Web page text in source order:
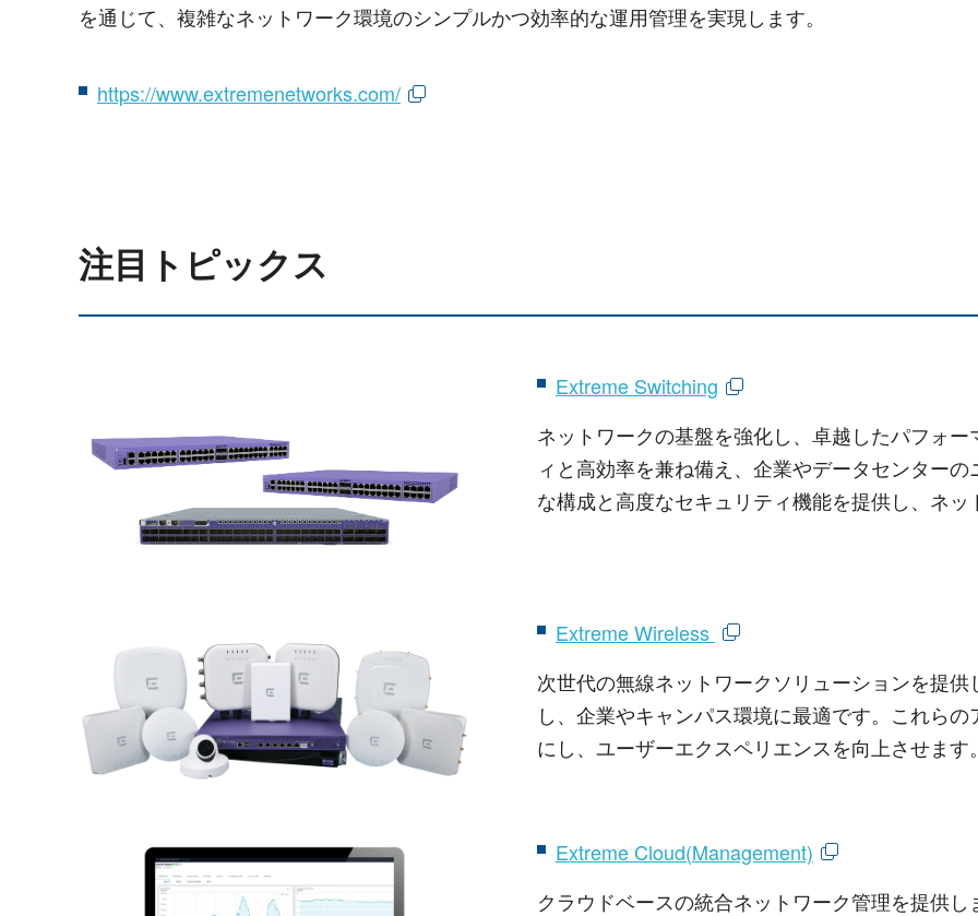
を通じて、複雑なネットワーク環境のシンプルかつ効率的な運用管理を実現します。
https://www.extremenetworks.com/
注目トピックス
Extreme Switching
ネットワークの基盤を強化し、卓越したパフォ
ィと高効率を兼ね備え、企業やデータセンター
な構成と高度なセキュリティ機能を提供し、ネッ
Extreme Wireless
次世代の無線ネットワークソリューションを提
し、企業やキャンパス環境に最適です。これら
にし、ユーザーエクスペリエンスを向上させます。
Extreme Cloud(Management)
クラウドベースの統合ネットワーク管理を提供